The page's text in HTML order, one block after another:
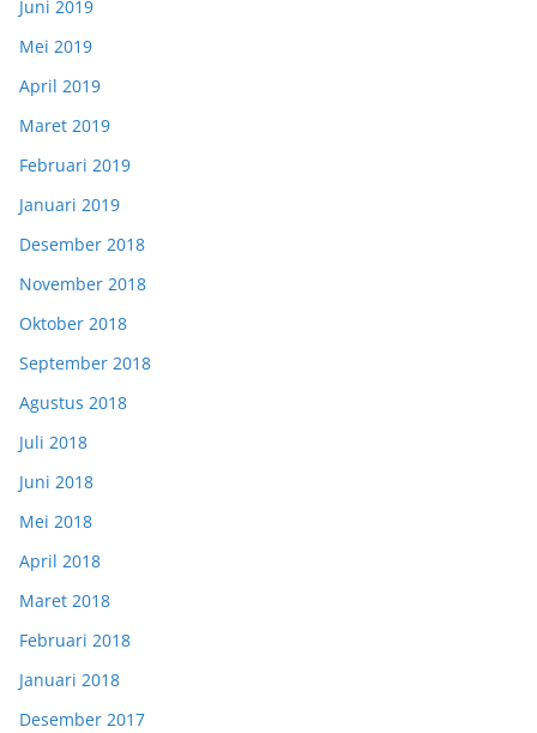
Juni 2019
Mei 2019
April 2019
Maret 2019
Februari 2019
Januari 2019
Desember 2018
November 2018
Oktober 2018
September 2018
Agustus 2018
Juli 2018
Juni 2018
Mei 2018
April 2018
Maret 2018
Februari 2018
Januari 2018
Desember 2017